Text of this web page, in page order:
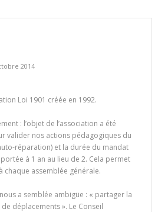
2014
Loi 1901 créée en 1992.
: l’objet de l’association a été
valider nos actions pédagogiques du
réparation) et la durée du mandat
à 1 an au lieu de 2. Cela permet
chaque assemblée générale.
a semblée ambigüe : « partager la
déplacements ». Le Conseil